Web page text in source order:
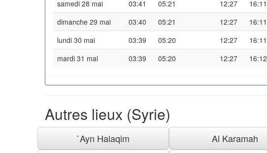
samedi 28 mai
03:41 05:21 12:27 16:11
dimanche 29 mai
03:40 05:21 12:27 16:11
lundi 30 mai
03:39 05:20 12:27 16:11
mardi 31 mai
03:39 05:20 12:27 16:12
Autres lieux (Syrie)
`Ayn Halaqim Al Karamah